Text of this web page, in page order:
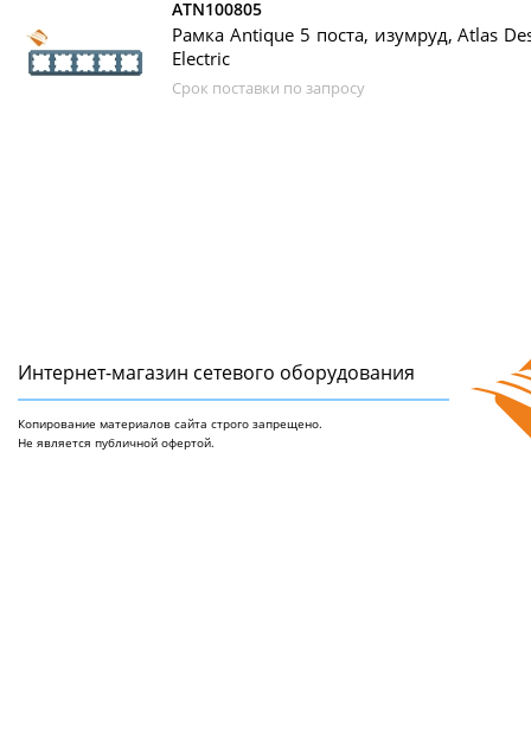
ATN100805
Рамка Antique 5 поста, изумруд, Atlas
Electric
Срок поставки по запросу
Интернет-магазин сетeвого оборудования
Копирование материалов сайта строго запрещено.
Не является публичной офертой.